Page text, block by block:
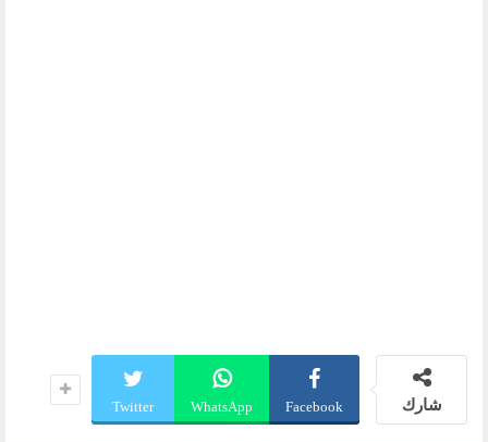
شارك Facebook
WhatsApp
Twitter